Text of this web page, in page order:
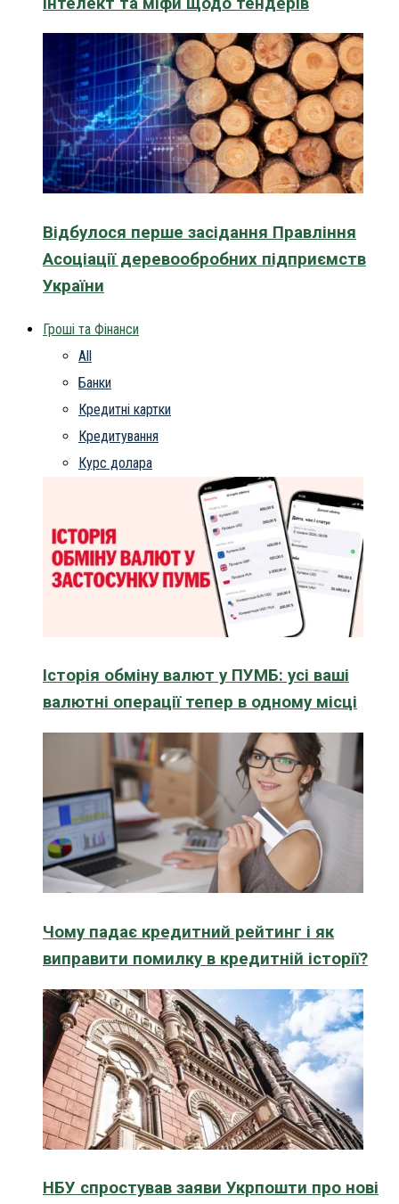
Відбулося перше засідання Правління
Асоціації деревообробних підприємств
України
Гроші та Фінанси
All
Банки
Кредитні картки
Кредитування
Курс долара
Історія обміну валют у ПУМБ: усі ваші
валютні операції тепер в одному місці
Чому падає кредитний рейтинг і як
виправити помилку в кредитній історії?
НБУ спростував заяви Укрпошти про нові